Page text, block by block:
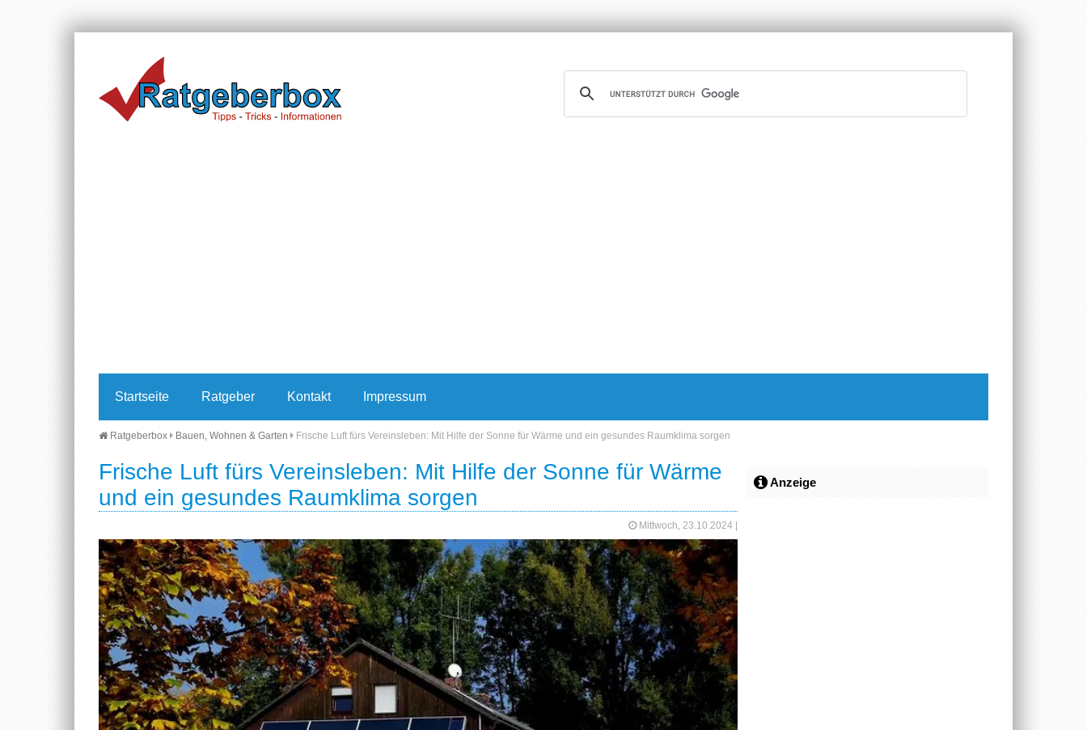
Startseite Ratgeber Kontakt Impressum
Ratgeberbox Bauen, Wohnen & Garten Frische Luft fürs Vereinsleben: Mit Hilfe der Sonne für Wärme und ein gesundes Raumklima sorgen
Frische Luft fürs Vereinsleben: Mit Hilfe der Sonne für Wärme
und ein gesundes Raumklima sorgen
Mittwoch, 23.10.2024
Anzeige